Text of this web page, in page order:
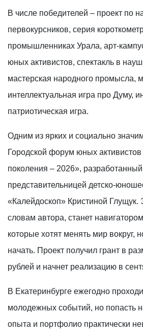
В числе победителей – проект по
первокурсников, серия
промышленниках Урала, арт-
юных активистов, спектакль в
мастерская народного промысла,
интеллектуальная игра про Думу,
патриотическая игра.
Одним из ярких и социально
Городской форум юных
поколения – 2026», разработанный
представительницей детско-
«Калейдоскоп» Кристиной Глущук.
словам автора, станет
которые хотят менять мир вокруг,
начать. Проект получил грант в
рублей и начнет реализацию в
В Екатеринбурге ежегодно
молодежных событий, но попасть
опыта и портфолио практически